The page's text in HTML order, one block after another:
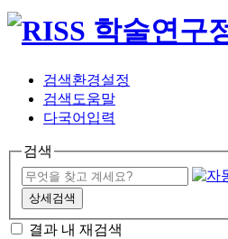
검색환경설정
검색도움말
다국어입력
검색
상세검색
결과 내 재검색